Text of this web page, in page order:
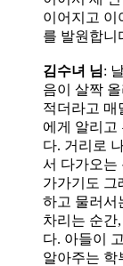
이어지고 이
를 발원합니
김수녀 님:
음이 살짝
적더라고 매
에게 알리고
다. 거리로
서 다가오는
가가기도 그
하고 물러서
차리는 순간
다. 아들이
알아주는 학